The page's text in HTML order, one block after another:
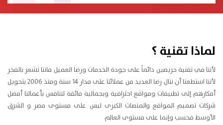
لماذا تقنية ؟
لأننا في تقنية حريصين دائماً على جودة الخدمات ورضا العميل فاننا نشعر بالفخر
لأننا استطعنا أن ننال رضا العديد من عملائنا على مدار 14 سنة ومنذ 2006 بتحويل
أفكارهم إلى تطبيقات ومواقع احترافية وبجمالية فائقة لننافس بأعمالنا أفضل
شركات تصميم المواقع والمنصات الكبرى ليس على مستوى مصر و الشرق
الأوسط فحسب وإنما على مستوى العالم